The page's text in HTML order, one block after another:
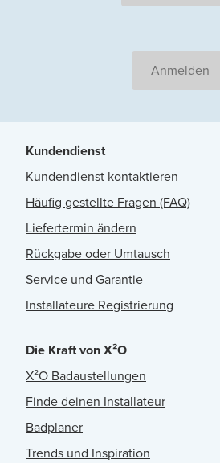
Anmelden
Kundendienst
Kundendienst kontaktieren
Häufig gestellte Fragen (FAQ)
Liefertermin ändern
Rückgabe oder Umtausch
Service und Garantie
Installateure Registrierung
Die Kraft von X²O
X²O Badaustellungen
Finde deinen Installateur
Badplaner
Trends und Inspiration